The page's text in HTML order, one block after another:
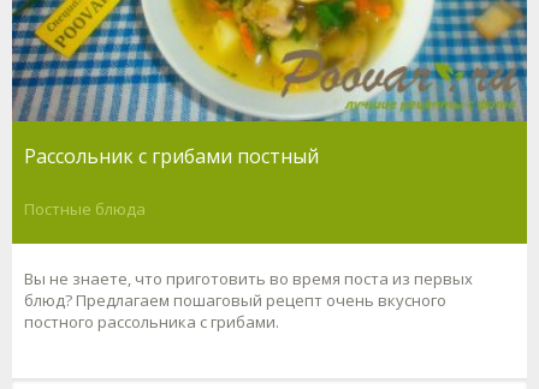
Рассольник с грибами постный
Постные блюда
Вы не знаете, что приготовить во время поста из первых
блюд? Предлагаем пошаговый рецепт очень вкусного
постного рассольника с грибами.